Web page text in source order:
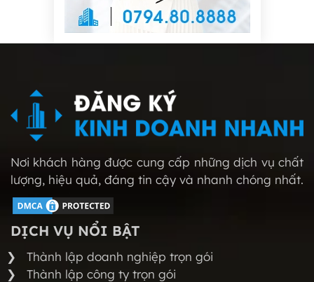
Nơi khách hàng được cung cấp những dịch vụ chất
lượng, hiệu quả, đáng tin cậy và nhanh chóng nhất.
DỊCH VỤ NỔI BẬT
Thành lập doanh nghiệp trọn gói
Thành lập công ty trọn gói